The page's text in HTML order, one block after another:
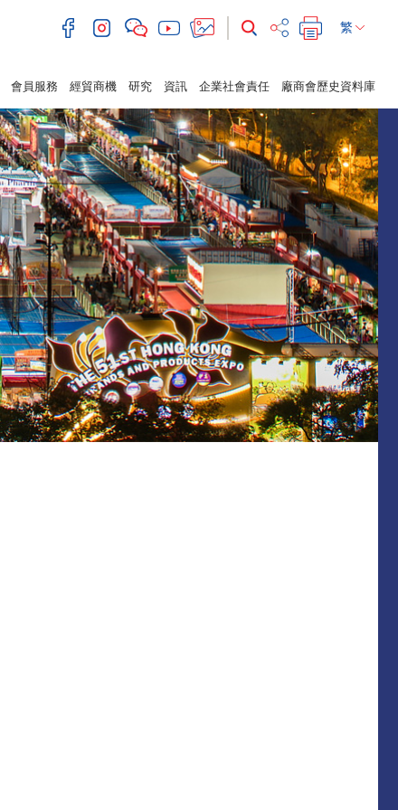
繁
會員服務 經貿商機 研究 資訊 企業社會責任 廠商會歷史資料庫